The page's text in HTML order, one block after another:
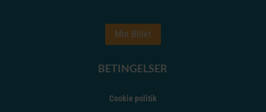
Min Billet
BETINGELSER
Cookie politik